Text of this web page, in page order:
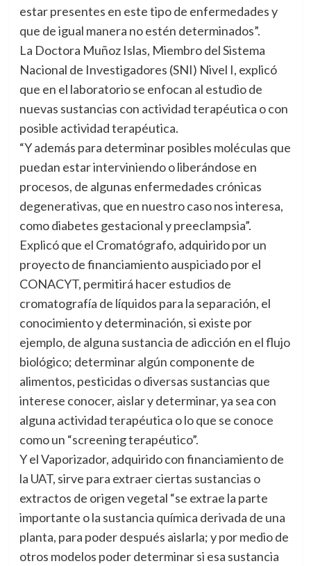
estar presentes en este tipo de enfermedades y
que de igual manera no estén determinados”.
La Doctora Muñoz Islas, Miembro del Sistema
Nacional de Investigadores (SNI) Nivel I, explicó
que en el laboratorio se enfocan al estudio de
nuevas sustancias con actividad terapéutica o con
posible actividad terapéutica.
“Y además para determinar posibles moléculas que
puedan estar interviniendo o liberándose en
procesos, de algunas enfermedades crónicas
degenerativas, que en nuestro caso nos interesa,
como diabetes gestacional y preeclampsia”.
Explicó que el Cromatógrafo, adquirido por un
proyecto de financiamiento auspiciado por el
CONACYT, permitirá hacer estudios de
cromatografía de líquidos para la separación, el
conocimiento y determinación, si existe por
ejemplo, de alguna sustancia de adicción en el flujo
biológico; determinar algún componente de
alimentos, pesticidas o diversas sustancias que
interese conocer, aislar y determinar, ya sea con
alguna actividad terapéutica o lo que se conoce
como un “screening terapéutico”.
Y el Vaporizador, adquirido con financiamiento de
la UAT, sirve para extraer ciertas sustancias o
extractos de origen vegetal “se extrae la parte
importante o la sustancia química derivada de una
planta, para poder después aislarla; y por medio de
otros modelos poder determinar si esa sustancia